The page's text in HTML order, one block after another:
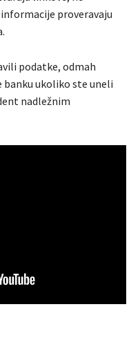
proveravaju
podatke, odmah
ukoliko ste uneli
nadležnim